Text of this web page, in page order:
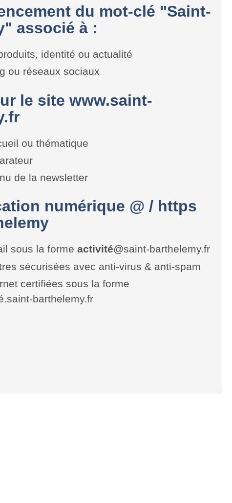
du mot-clé "Saint-
associé à :
identité ou actualité
ou réseaux sociaux
le site www.saint-
ou thématique
de la newsletter
numérique @ / https
sous la forme activité@saint-barthelemy.fr
sécurisées avec anti-virus & anti-spam
certifiées sous la forme
barthelemy.fr